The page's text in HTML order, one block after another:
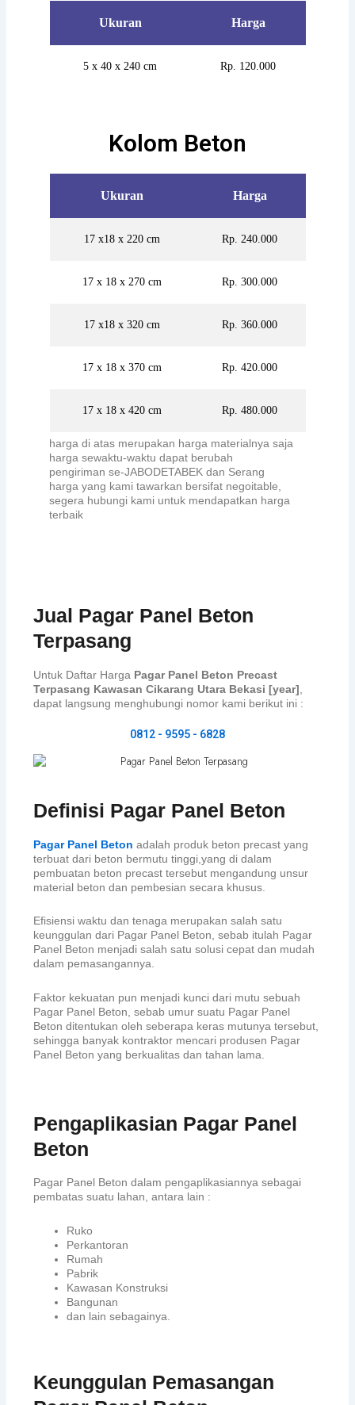
Ukuran Harga
5 x 40 x 240 cm Rp. 120.000
Kolom Beton
Ukuran Harga
17 x18 x 220 cm Rp. 240.000
17 x 18 x 270 cm Rp. 300.000
17 x18 x 320 cm Rp. 360.000
17 x 18 x 370 cm Rp. 420.000
17 x 18 x 420 cm Rp. 480.000
harga di atas merupakan harga materialnya saja
harga sewaktu-waktu dapat berubah
pengiriman se-JABODETABEK dan Serang
harga yang kami tawarkan bersifat negoitable,
segera hubungi kami untuk mendapatkan harga
terbaik
Jual Pagar Panel Beton
Terpasang
Untuk Daftar Harga Pagar Panel Beton Precast
Terpasang Kawasan Cikarang Utara Bekasi [year]
dapat langsung menghubungi nomor kami berikut ini :
0812 - 9595 - 6828
Definisi Pagar Panel Beton
Pagar Panel Betonadalah produk beton precast yang
terbuat dari beton bermutu tinggi,yang di dalam
pembuatan beton precast tersebut mengandung unsur
material beton dan pembesian secara khusus.
Efisiensi waktu dan tenaga merupakan salah satu
keunggulan dari Pagar Panel Beton, sebab itulah Pagar
Panel Beton menjadi salah satu solusi cepat dan mudah
dalam pemasangannya.
Faktor kekuatan pun menjadi kunci dari mutu sebuah
Pagar Panel Beton, sebab umur suatu Pagar Panel
Beton ditentukan oleh seberapa keras mutunya tersebut,
sehingga banyak kontraktor mencari produsen Pagar
Panel Beton yang berkualitas dan tahan lama.
Pengaplikasian Pagar Panel
Beton
Pagar Panel Beton dalam pengaplikasiannya sebagai
pembatas suatu lahan, antara lain :
Ruko
Perkantoran
Rumah
Pabrik
Kawasan Konstruksi
Bangunan
dan lain sebagainya.
Keunggulan Pemasangan